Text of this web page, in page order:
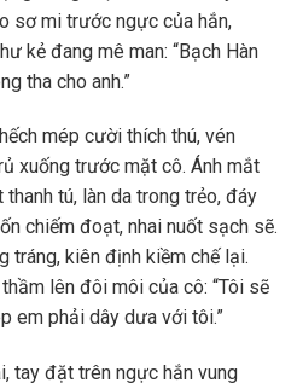
sơ mi trước ngực của hắn,
kẻ đang mê man: “Bạch Hàn
tha cho anh.”
mép cười thích thú, vén
xuống trước mặt cô. Ánh mắt
tú, làn da trong trẻo, đáy
chiếm đoạt, nhai nuốt sạch sẽ.
tráng, kiên định kiềm chế lại.
lên đôi môi của cô: “Tôi sẽ
em phải dây dưa với tôi.”
tay đặt trên ngực hắn vung